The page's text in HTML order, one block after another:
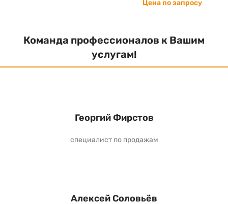
Цена по запросу
Команда профессионалов к Вашим
услугам!
Георгий Фирстов
специалист по продажам
Алексей Соловьёв